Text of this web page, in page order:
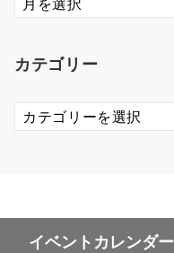
ー
ブ
カテゴリー
カ
テ
イベントカレンダー